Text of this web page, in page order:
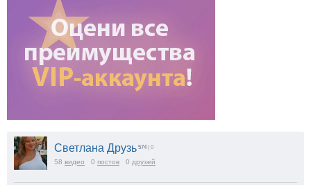
Светлана Друзь 574 | 0
58 видео 0 постов 0 друзей